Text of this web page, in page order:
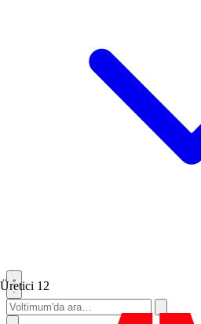
Üretici 12